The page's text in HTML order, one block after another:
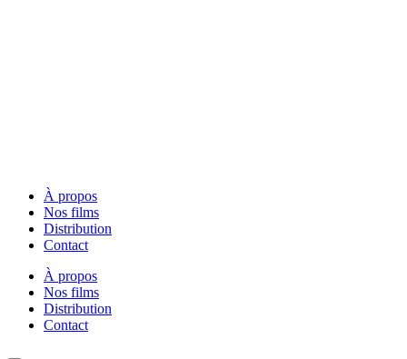
À propos
Nos films
Distribution
Contact
À propos
Nos films
Distribution
Contact